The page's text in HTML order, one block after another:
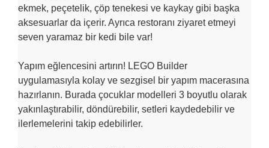
ekmek, peçetelik, çöp tenekesi ve kaykay gibi başka
aksesuarlar da içerir. Ayrıca restoranı ziyaret etmeyi
seven yaramaz bir kedi bile var!
Yapım eğlencesini artırın! LEGO Builder
uygulamasıyla kolay ve sezgisel bir yapım macerasına
hazırlanın. Burada çocuklar modelleri 3 boyutlu olarak
yakınlaştırabilir, döndürebilir, setleri kaydedebilir ve
ilerlemelerini takip edebilirler.